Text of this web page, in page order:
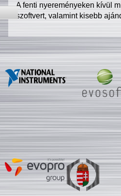
A fenti nyereményeken kívül
szoftvert, valamint kisebb